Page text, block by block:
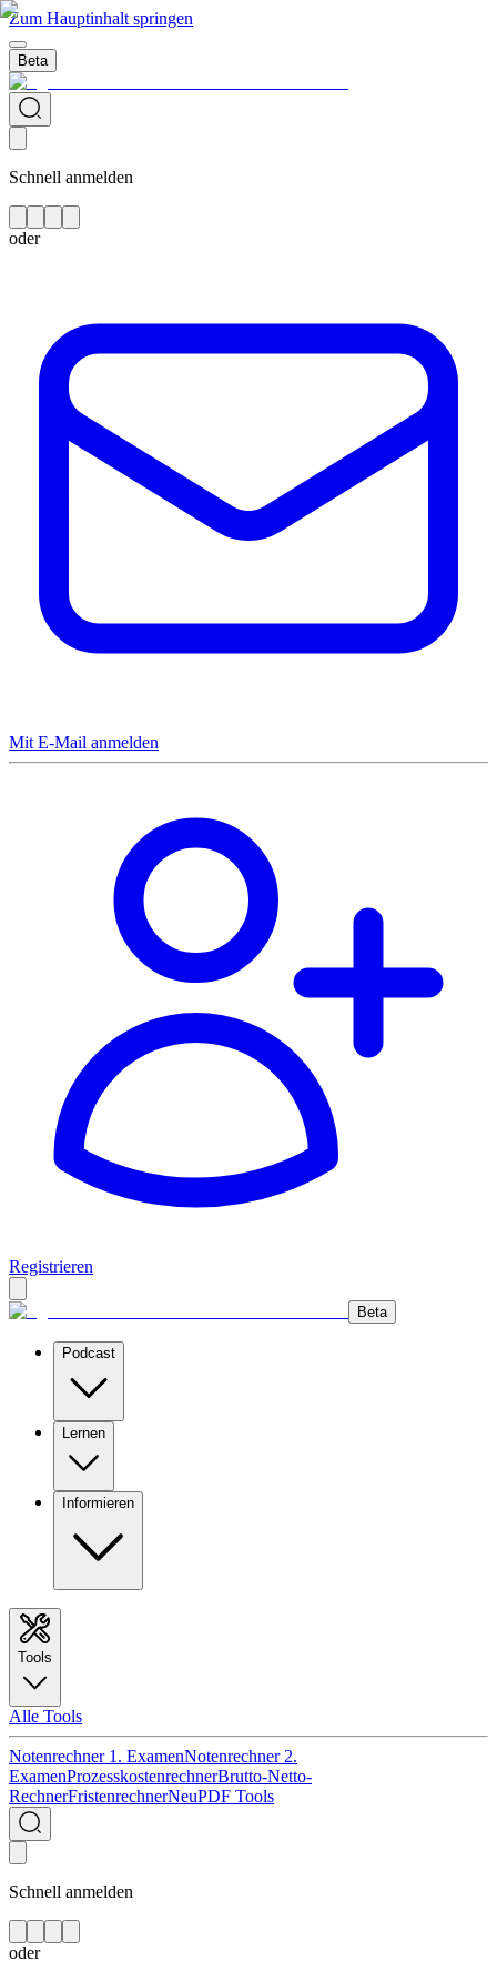
Zum Hauptinhalt springen
Beta
Schnell anmelden
oder
Mit E-Mail anmelden
Registrieren
Beta
Podcast
Lernen
Informieren
Tools
Alle Tools
Notenrechner 1. ExamenNotenrechner 2.
ExamenProzesskostenrechnerBrutto-Netto-
RechnerFristenrechnerNeuPDF Tools
Schnell anmelden
oder